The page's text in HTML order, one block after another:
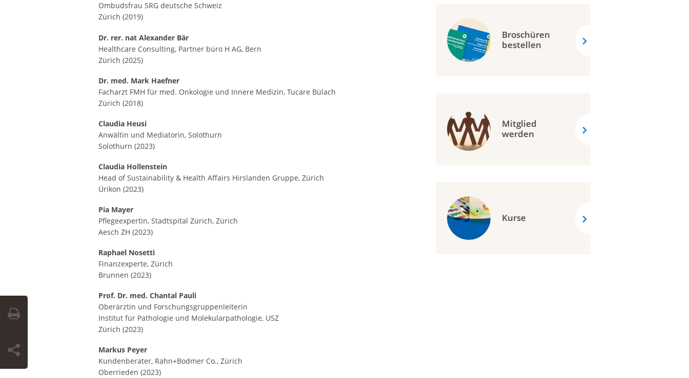
Ombudsfrau SRG deutsche Schweiz
Zürich (2019)
Dr. rer. nat Alexander Bär
Healthcare Consulting, Partner büro H AG, Bern
Zürich (2025)
Dr. med. Mark Haefner
Facharzt FMH für med. Onkologie und Innere Medizin, Tucare Bülach
Zürich (2018)
Claudia Heusi
Anwältin und Mediatorin, Solothurn
Solothurn (2023)
Claudia Hollenstein
Head of Sustainability & Health Affairs Hirslanden Gruppe, Zürich
Ürikon (2023)
Pia Mayer
Pflegeexpertin, Stadtspital Zürich, Zürich
Aesch ZH (2023)
Raphael Nosetti
Finanzexperte, Zürich
Brunnen (2023)
Prof. Dr. med. Chantal Pauli
Oberärztin und Forschungsgruppenleiterin
Institut für Pathologie und Molekularpathologie, USZ
Zürich (2023)
Markus Peyer
Kundenberater, Rahn+Bodmer Co., Zürich
Oberrieden (2023)
Broschüren
bestellen
Mitglied
werden
Kurse